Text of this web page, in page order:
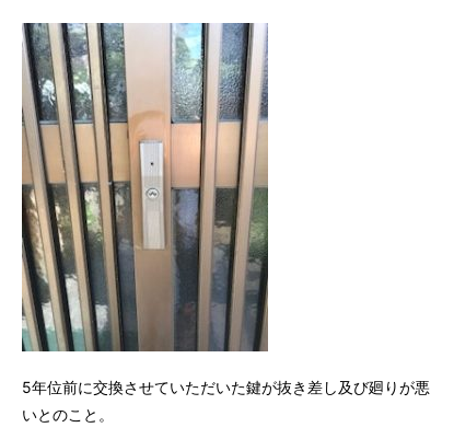
5年位前に交換させていただいた鍵が抜き差し及び廻りが悪
いとのこと。